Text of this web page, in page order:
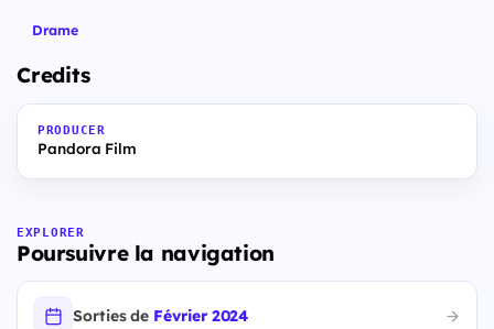
Drame
Credits
PRODUCER
Pandora Film
EXPLORER
Poursuivre la navigation
Sorties de Février 2024